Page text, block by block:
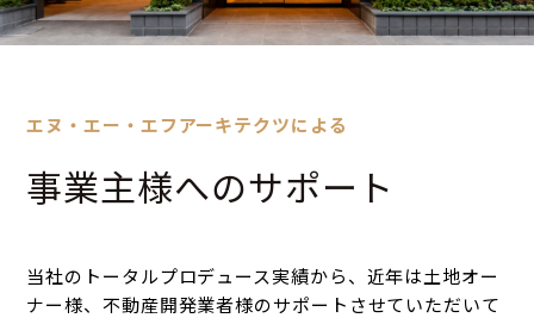
エヌ・エー・エフアーキテクツによる
事業主様へのサポート
当社のトータルプロデュース実績から、近年は土地オー
ナー様、不動産開発業者様のサポートさせていただいて